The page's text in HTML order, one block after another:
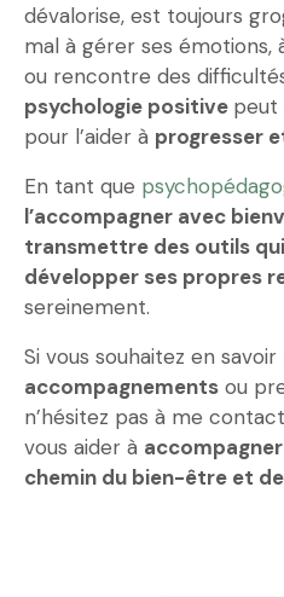
dévalorise, est toujours
mal à gérer ses émotions,
ou rencontre des
psychologie positive peut
pour l’aider à progresser
En tant que
l’accompagner avec
transmettre des outils
développer ses propres
sereinement.
Si vous souhaitez en savoir
accompagnements ou
n’hésitez pas à me
vous aider à
chemin du bien-être et